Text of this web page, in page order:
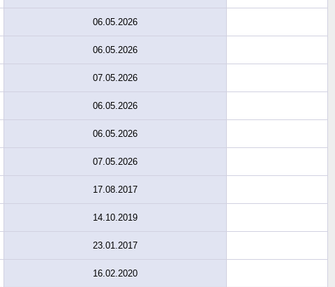
06.05.2026
06.05.2026
07.05.2026
06.05.2026
06.05.2026
07.05.2026
17.08.2017
14.10.2019
23.01.2017
16.02.2020